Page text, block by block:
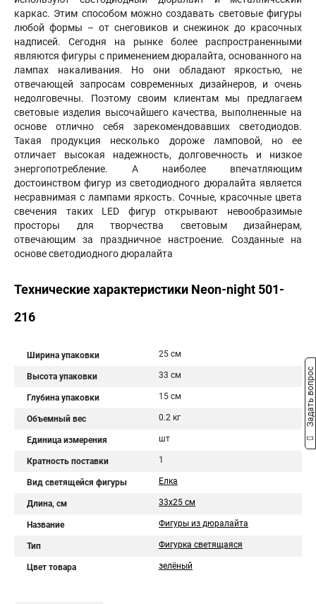
каркас. Этим способом можно создавать световые фигуры
любой формы – от снеговиков и снежинок до красочных
надписей. Сегодня на рынке более распространенными
являются фигуры с применением дюралайта, основанного на
лампах накаливания. Но они обладают яркостью, не
отвечающей запросам современных дизайнеров, и очень
недолговечны. Поэтому своим клиентам мы предлагаем
световые изделия высочайшего качества, выполненные на
основе отлично себя зарекомендовавших светодиодов.
Такая продукция несколько дороже ламповой, но ее
отличает высокая надежность, долговечность и низкое
энергопотребление. А наиболее впечатляющим
достоинством фигур из светодиодного дюралайта является
несравнимая с лампами яркость. Сочные, красочные цвета
свечения таких LED фигур открывают невообразимые
просторы для творчества световым дизайнерам,
отвечающим за праздничное настроение. Созданные на
основе светодиодного дюралайта
Технические характеристики Neon-night 501-
216
Ширина упаковки 25 см
Высота упаковки 33 см
Глубина упаковки 15 см
Объемный вес 0.2 кг
Единица измерения шт
Кратность поставки 1
Вид светящейся фигуры Ёлка
Длина, см 33х25 см
Название Фигуры из дюралайта
Тип Фигурка светящаяся
Цвет товара зелёный
Задать вопрос